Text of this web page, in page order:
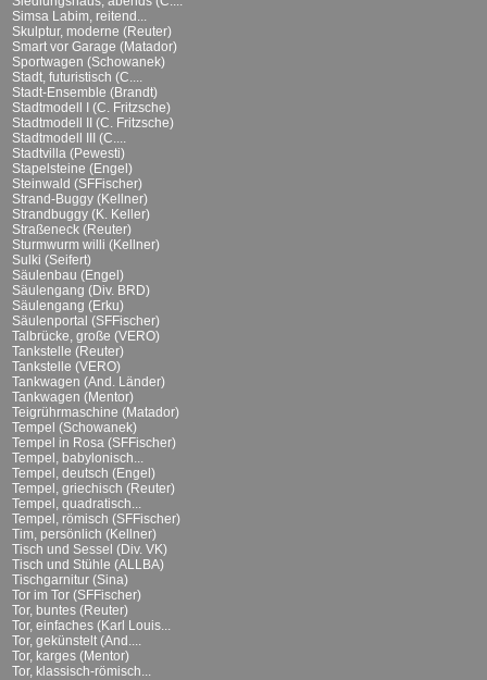
Simsa Labim, reitend...
Skulptur, moderne (Reuter)
Smart vor Garage (Matador)
Sportwagen (Schowanek)
Stadt, futuristisch (C....
Stadt-Ensemble (Brandt)
Stadtmodell I (C. Fritzsche)
Stadtmodell II (C. Fritzsche)
Stadtmodell III (C....
Stadtvilla (Pewesti)
Stapelsteine (Engel)
Steinwald (SFFischer)
Strand-Buggy (Kellner)
Strandbuggy (K. Keller)
Straßeneck (Reuter)
Sturmwurm willi (Kellner)
Sulki (Seifert)
Säulenbau (Engel)
Säulengang (Div. BRD)
Säulengang (Erku)
Säulenportal (SFFischer)
Talbrücke, große (VERO)
Tankstelle (Reuter)
Tankstelle (VERO)
Tankwagen (And. Länder)
Tankwagen (Mentor)
Teigrührmaschine (Matador)
Tempel (Schowanek)
Tempel in Rosa (SFFischer)
Tempel, babylonisch...
Tempel, deutsch (Engel)
Tempel, griechisch (Reuter)
Tempel, quadratisch...
Tempel, römisch (SFFischer)
Tim, persönlich (Kellner)
Tisch und Sessel (Div. VK)
Tisch und Stühle (ALLBA)
Tischgarnitur (Sina)
Tor im Tor (SFFischer)
Tor, buntes (Reuter)
Tor, einfaches (Karl Louis...
Tor, gekünstelt (And....
Tor, karges (Mentor)
Tor, klassisch-römisch...